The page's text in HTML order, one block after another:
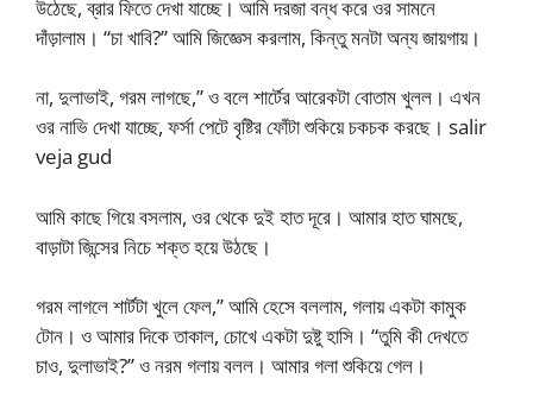
উঠেছে, ব্রার ফিতে দেখা যাচ্ছে। আমি দরজা বন্ধ করে ওর সামনে
দাঁড়ালাম। “চা খাবি?” আমি জিজ্ঞেস করলাম, কিন্তু মনটা অন্য জায়গায়।
না, দুলাভাই, গরম লাগছে,” ও বলে শার্টের আরেকটা বোতাম খুলল। এখন
ওর নাভি দেখা যাচ্ছে, ফর্সা পেটে বৃষ্টির ফোঁটা শুকিয়ে চকচক করছে। salir
veja gud
আমি কাছে গিয়ে বসলাম, ওর থেকে দুই হাত দূরে। আমার হাত ঘামছে,
বাড়াটা জিন্সের নিচে শক্ত হয়ে উঠছে।
গরম লাগলে শার্টটা খুলে ফেল,” আমি হেসে বললাম, গলায় একটা কামুক
টোন। ও আমার দিকে তাকাল, চোখে একটা দুষ্টু হাসি। “তুমি কী দেখতে
চাও, দুলাভাই?” ও নরম গলায় বলল। আমার গলা শুকিয়ে গেল।